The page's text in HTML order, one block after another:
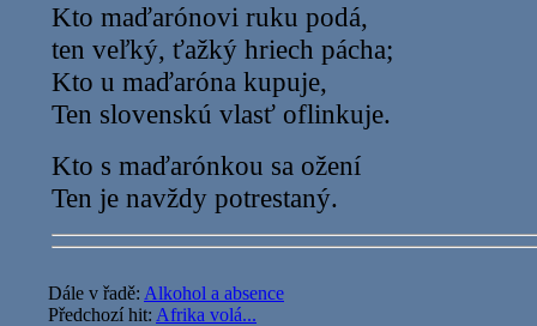
Kto maďarónovi ruku podá,
ten veľký, ťažký hriech pácha;
Kto u maďaróna kupuje,
Ten slovenskú vlasť oflinkuje.
Kto s maďarónkou sa ožení
Ten je navždy potrestaný.
Dále v řadě: Alkohol a absence
Předchozí hit: Afrika volá...